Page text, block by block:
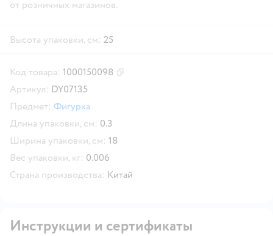
от розничных магазинов.
Высота упаковки, см: 25
Код товара: 1000150098
Артикул: DY07135
Предмет: Фигурка
Длина упаковки, см: 0.3
Ширина упаковки, см: 18
Вес упаковки, кг: 0.006
Страна производства: Китай
Инструкции и сертификаты